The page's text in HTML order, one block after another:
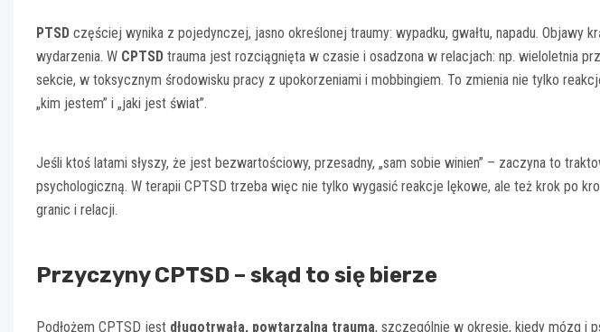
PTSD częściej wynika z pojedynczej, jasno określonej traumy: wypadku, gwałtu, napadu. Objawy
wydarzenia. W CPTSD trauma jest rozciągnięta w czasie i osadzona w relacjach: np. wieloletnia
sekcie, w toksycznym środowisku pracy z upokorzeniami i mobbingiem. To zmienia nie tylko
„kim jestem” i „jaki jest świat”.
Jeśli ktoś latami słyszy, że jest bezwartościowy, przesadny, „sam sobie winien” – zaczyna to
psychologiczną. W terapii CPTSD trzeba więc nie tylko wygasić reakcje lękowe, ale też krok po
granic i relacji.
Przyczyny CPTSD – skąd to się bierze
Podłożem CPTSD jest długotrwała, powtarzalna trauma, szczególnie w okresie, kiedy mózg i